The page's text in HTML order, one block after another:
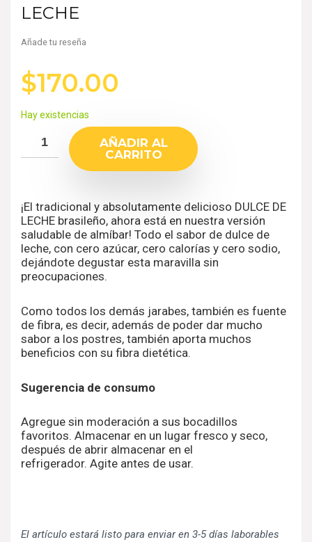
LECHE
Añade tu reseña
$170.00
Hay existencias
AÑADIR AL
CARRITO
¡El tradicional y absolutamente delicioso DULCE DE
LECHE brasileño, ahora está en nuestra versión
saludable de almíbar! Todo el sabor de dulce de
leche, con cero azúcar, cero calorías y cero sodio,
dejándote degustar esta maravilla sin
preocupaciones.
Como todos los demás jarabes, también es fuente
de fibra, es decir, además de poder dar mucho
sabor a los postres, también aporta muchos
beneficios con su fibra dietética.
Sugerencia de consumo
Agregue sin moderación a sus bocadillos
favoritos. Almacenar en un lugar fresco y seco,
después de abrir almacenar en el
refrigerador. Agite antes de usar.
El artículo estará listo para enviar en 3-5 días laborables